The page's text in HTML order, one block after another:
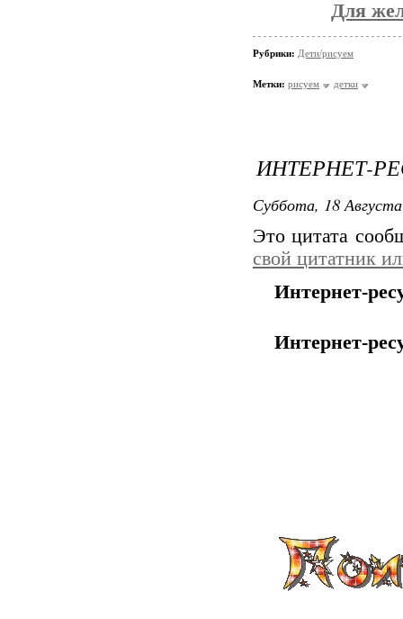
Для
Рубрики: Дети/рисуем
Метки: рисуем детки
ИНТЕРНЕТ-
Суббота, 18
Это цитата
свой цитатник
Интернет-
Интернет-